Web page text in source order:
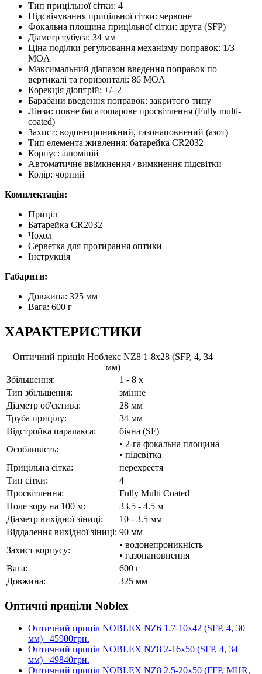
Тип прицільної сітки: 4
Підсвічування прицільної сітки: червоне
Фокальна площина прицільної сітки: друга (SFP)
Діаметр тубуса: 34 мм
Ціна поділки регулювання механізму поправок: 1/3
MOA
Максимальний діапазон введення поправок по
вертикалі та горизонталі: 86 MOA
Корекція діоптрій: +/- 2
Барабани введення поправок: закритого типу
Лінзи: повне багатошарове просвітлення (Fully multi-
coated)
Захист: водонепроникний, газонаповнений (азот)
Тип елемента живлення: батарейка CR2032
Корпус: алюміній
Автоматичне ввімкнення / вимкнення підсвітки
Колір: чорний
Комплектація:
Приціл
Батарейка CR2032
Чохол
Серветка для протирання оптики
Інструкція
Габарити:
Довжина: 325 мм
Вага: 600 г
ХАРАКТЕРИСТИКИ
Оптичний приціл Ноблекс NZ8 1-8x28 (SFP, 4, 34
мм)
Збільшення:
1 - 8 x
Тип збільшення:
змінне
Діаметр об'єктива:
28 мм
Труба прицілу:
34 мм
Відстройка паралакса:
бічна (SF)
Особливість:
• 2-га фокальна площина
• підсвітка
Прицільна сітка:
перехрестя
Тип сітки:
4
Просвітлення:
Fully Multi Coated
Поле зору на 100 м:
33.5 - 4.5 м
Діаметр вихідної зіниці:
10 - 3.5 мм
Віддалення вихідної зіниці: 90 мм
Захист корпусу:
• водонепроникність
• газонаповнення
Вага:
600 г
Довжина:
325 мм
Оптичні приціли Noblex
Оптичний приціл NOBLEX NZ6 1.7-10x42 (SFP, 4, 30
мм) 45900грн.
Оптичний приціл NOBLEX NZ8 2-16x50 (SFP, 4, 34
мм) 49840грн.
Оптичний приціл NOBLEX NZ8 2.5-20x50 (FFP, MHR,